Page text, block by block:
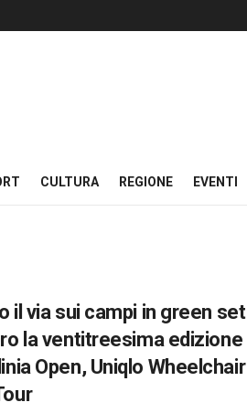
CULTURA REGIONE EVENTI
il via sui campi in green set
la ventitreesima edizione
Open, Uniqlo Wheelchair